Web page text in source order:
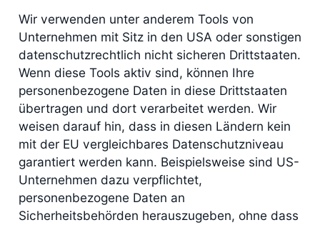
Wir verwenden unter anderem Tools von
Unternehmen mit Sitz in den USA oder sonstigen
datenschutzrechtlich nicht sicheren Drittstaaten.
Wenn diese Tools aktiv sind, können Ihre
personenbezogene Daten in diese Drittstaaten
übertragen und dort verarbeitet werden. Wir
weisen darauf hin, dass in diesen Ländern kein
mit der EU vergleichbares Datenschutzniveau
garantiert werden kann. Beispielsweise sind US-
Unternehmen dazu verpflichtet,
personenbezogene Daten an
Sicherheitsbehörden herauszugeben, ohne dass